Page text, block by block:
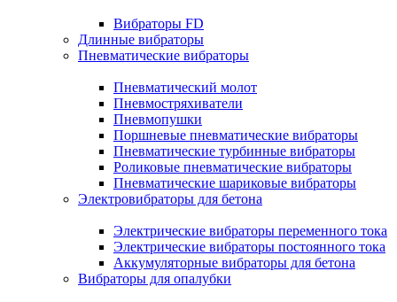
Вибраторы FD
Длинные вибраторы
Пневматические вибраторы
Пневматический молот
Пневмостряхиватели
Пневмопушки
Поршневые пневматические вибраторы
Пневматические турбинные вибраторы
Роликовые пневматические вибраторы
Пневматические шариковые вибраторы
Электровибраторы для бетона
Электрические вибраторы переменного тока
Электрические вибраторы постоянного тока
Аккумуляторные вибраторы для бетона
Вибраторы для опалубки